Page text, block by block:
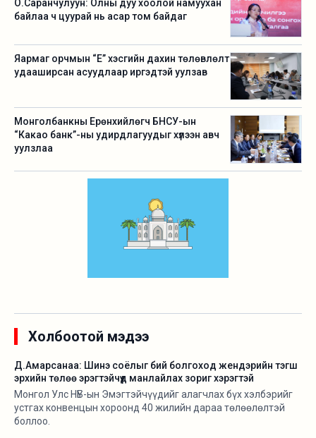
О.Саранчулуун: Олны дуу хоолой намуухан
байлаа ч цуурай нь асар том байдаг
Яармаг орчмын “Е” хэсгийн дахин төлөвлөлт
удааширсан асуудлаар иргэдтэй уулзав
Монголбанкны Ерөнхийлөгч БНСУ-ын
“Какао банк”-ны удирдлагуудыг хүлээн авч
уулзлаа
Холбоотой мэдээ
Д.Амарсанаа: Шинэ соёлыг бий болгоход жендэрийн тэгш
эрхийн төлөө эрэгтэйчүүд манлайлах зориг хэрэгтэй
Монгол Улс НҮБ-ын Эмэгтэйчүүдийг алагчлах бүх хэлбэрийг
устгах конвенцын хороонд 40 жилийн дараа төлөөлөлтэй
боллоо.